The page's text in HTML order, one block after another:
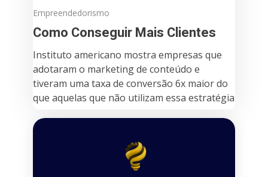
Empreendedorismo
Como Conseguir Mais Clientes
Instituto americano mostra empresas que
adotaram o marketing de conteúdo e
tiveram uma taxa de conversão 6x maior do
que aquelas que não utilizam essa estratégia